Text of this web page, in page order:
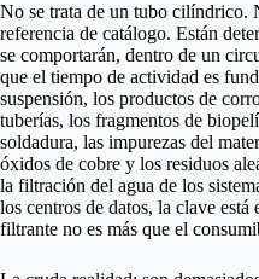
No se trata de un tubo cilíndrico.
referencia de catálogo. Están
se comportarán, dentro de un
que el tiempo de actividad es
suspensión, los productos de
tuberías, los fragmentos de
soldadura, las impurezas del
óxidos de cobre y los residuos
la filtración del agua de los
los centros de datos, la clave
filtrante no es más que el